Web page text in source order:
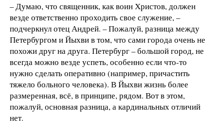
– Думаю, что священник, как воин Христов, должен
везде ответственно проходить свое служение, –
подчеркнул отец Андрей. – Пожалуй, разница между
Петербургом и Йыхви в том, что сами города очень не
похожи друг на друга. Петербург – большой город, не
всегда можно везде успеть, особенно если что-то
нужно сделать оперативно (например, причастить
тяжело больного человека). В Йыхви жизнь более
размеренная, всё, в принципе, рядом. Вот в этом,
пожалуй, основная разница, а кардинальных отличий
нет.